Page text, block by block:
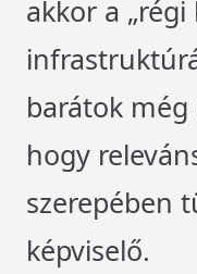
akkor a
barátok még
hogy
szerepében
képviselő.